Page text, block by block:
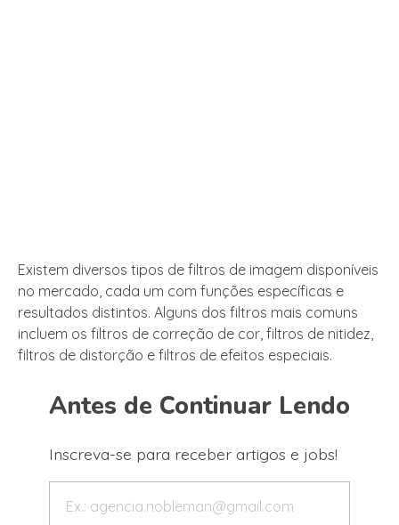
Existem diversos tipos de filtros de imagem disponíveis
no mercado, cada um com funções específicas e
resultados distintos. Alguns dos filtros mais comuns
incluem os filtros de correção de cor, filtros de nitidez,
filtros de distorção e filtros de efeitos especiais.
Antes de Continuar Lendo
Inscreva-se para receber artigos e jobs!